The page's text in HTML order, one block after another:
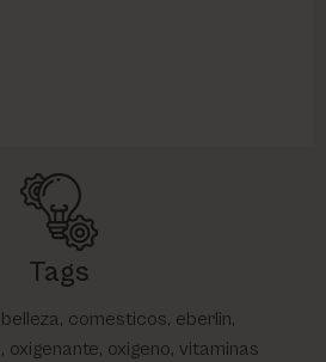
Tags
comesticos, eberlin,
oxigenante, oxigeno, vitaminas